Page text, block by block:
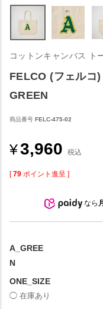
コットンキャンバス ト
FELCO (フェルコ
GREEN
商品番号 FELC-475-02
¥3,960 税込
[ 79 ポイント進呈 ]
なら
A_GREE
N
ONE_SIZE